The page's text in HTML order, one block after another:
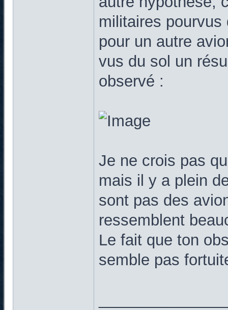
militaires
pour un autre
vus du sol un
observé :
Je ne crois pas
mais il y a plein
sont pas des
ressemblent
Le fait que ton
semble pas